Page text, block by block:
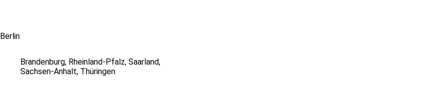
Berlin
Brandenburg, Rheinland-Pfalz, Saarland,
Sachsen-Anhalt, Thüringen